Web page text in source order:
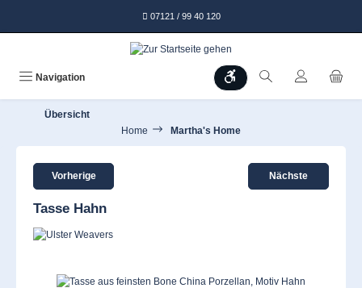
07121 / 99 40 120
Navigation Werkzeugleiste anzeigen
Übersicht
Home
Martha's Home
Vorherige Nächste
Tasse Hahn
Bildergalerie überspringen